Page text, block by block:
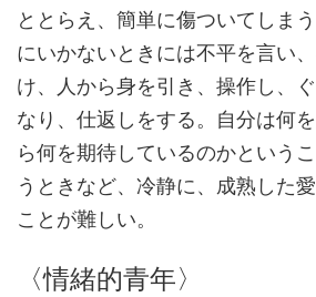
ととらえ、簡単に傷ついてしま
にいかないときには不平を言い
け、人から身を引き、操作し、
なり、仕返しをする。自分は何
ら何を期待しているのかという
うときなど、冷静に、成熟した
ことが難しい。
〈情緒的青年〉